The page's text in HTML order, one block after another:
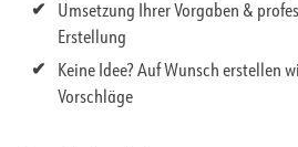
Umsetzung Ihrer Vorgaben &
Erstellung
Keine Idee? Auf Wunsch erstellen
Vorschläge